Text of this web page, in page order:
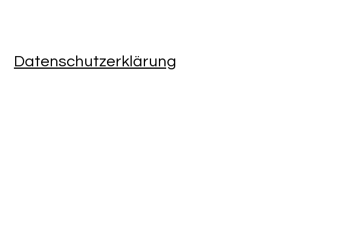
Datenschutzerklärung